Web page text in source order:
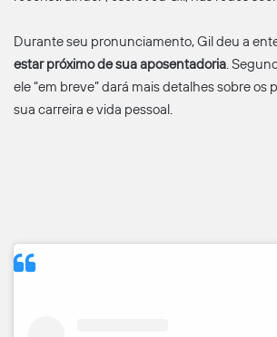
Durante seu pronunciamento, Gil deu a
estar próximo de sua aposentadoria.
ele “em breve” dará mais detalhes sobre os
sua carreira e vida pessoal.